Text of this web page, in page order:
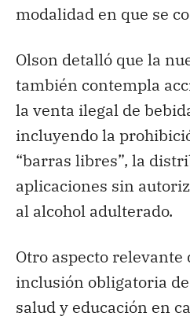
modalidad en que se
Olson detalló que la
también contempla
la venta ilegal de
incluyendo la
“barras libres”, la
aplicaciones sin
al alcohol adulterado.
Otro aspecto
inclusión obligatoria
salud y educación en